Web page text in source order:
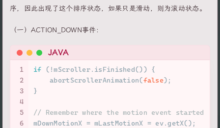
序，因此出现了这个排序状态，如果只是滑动，则为滚动状态。
（一）ACTION_DOWN事件：
JAVA
1
2
3
4
5
6
if (!mScroller.isFinished()) {
    abortScrollerAnimation(
false);
}
// Remember where the motion event started
mDownMotionX = mLastMotionX = ev.getX();